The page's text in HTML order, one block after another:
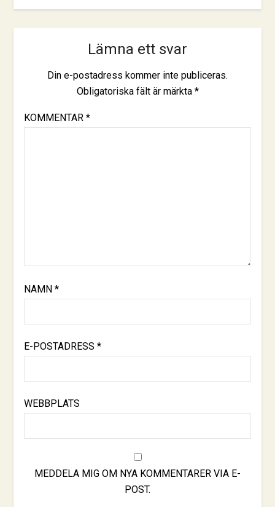
Lämna ett svar
Din e-postadress kommer inte publiceras.
Obligatoriska fält är märkta *
KOMMENTAR *
NAMN *
E-POSTADRESS *
WEBBPLATS
MEDDELA MIG OM NYA KOMMENTARER VIA E-
POST.